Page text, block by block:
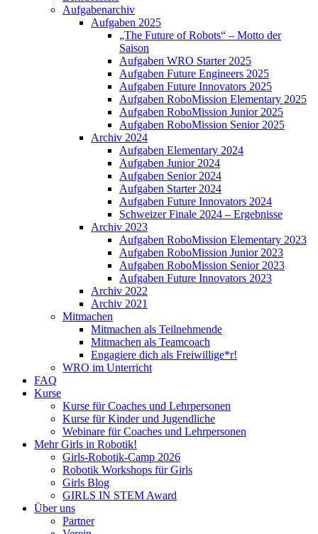
Aufgabenarchiv
Aufgaben 2025
„The Future of Robots“ – Motto der
Saison
Aufgaben WRO Starter 2025
Aufgaben Future Engineers 2025
Aufgaben Future Innovators 2025
Aufgaben RoboMission Elementary 2025
Aufgaben RoboMission Junior 2025
Aufgaben RoboMission Senior 2025
Archiv 2024
Aufgaben Elementary 2024
Aufgaben Junior 2024
Aufgaben Senior 2024
Aufgaben Starter 2024
Aufgaben Future Innovators 2024
Schweizer Finale 2024 – Ergebnisse
Archiv 2023
Aufgaben RoboMission Elementary 2023
Aufgaben RoboMission Junior 2023
Aufgaben RoboMission Senior 2023
Aufgaben Future Innovators 2023
Archiv 2022
Archiv 2021
Mitmachen
Mitmachen als Teilnehmende
Mitmachen als Teamcoach
Engagiere dich als Freiwillige*r!
WRO im Unterricht
FAQ
Kurse
Kurse für Coaches und Lehrpersonen
Kurse für Kinder und Jugendliche
Webinare für Coaches und Lehrpersonen
Mehr Girls in Robotik!
Girls-Robotik-Camp 2026
Robotik Workshops für Girls
Girls Blog
GIRLS IN STEM Award
Über uns
Partner